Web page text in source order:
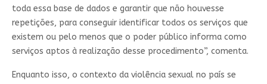
toda essa base de dados e garantir que não houvesse
repetições, para conseguir identificar todos os serviços que
existem ou pelo menos que o poder público informa como
serviços aptos à realização desse procedimento”, comenta.
Enquanto isso, o contexto da violência sexual no país se